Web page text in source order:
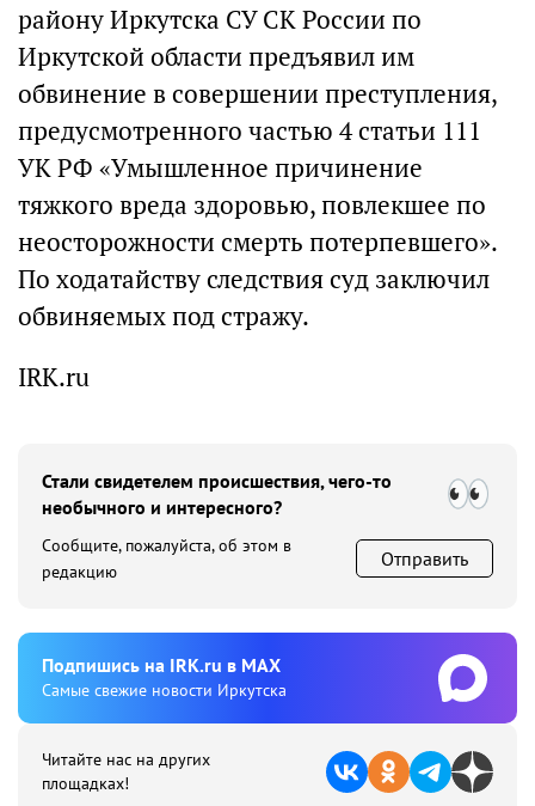
району Иркутска СУ СК России по
Иркутской области предъявил им
обвинение в совершении преступления,
предусмотренного частью 4 статьи 111
УК РФ «Умышленное причинение
тяжкого вреда здоровью, повлекшее по
неосторожности смерть потерпевшего».
По ходатайству следствия суд заключил
обвиняемых под стражу.
IRK.ru
Стали свидетелем происшествия, чего-то
необычного и интересного?
Сообщите, пожалуйста, об этом в
редакцию
Отправить
Подпишиcь на IRK.ru в MAX
Cамые свежие новости Иркутска
Читайте нас на других
площадках!